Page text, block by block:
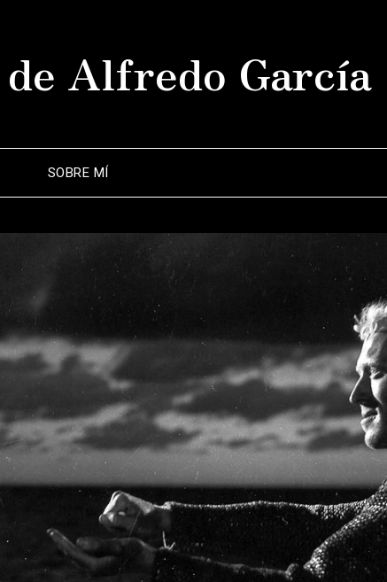
de Alfredo García
SOBRE MÍ